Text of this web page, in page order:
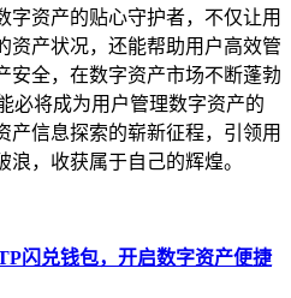
字资产的贴心守护者，不仅让用
资产状况，还能帮助用户高效管
安全，在数字资产市场不断蓬勃
必将成为用户管理数字资产的
产信息探索的崭新征程，引领用
，收获属于自己的辉煌。
闪兑钱包，开启数字资产便捷